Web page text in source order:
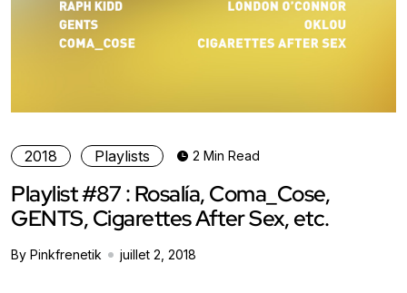
2018 Playlists 2 Min Read
Playlist #87 : Rosalía, Coma_Cose,
GENTS, Cigarettes After Sex, etc.
By Pinkfrenetik juillet 2, 2018